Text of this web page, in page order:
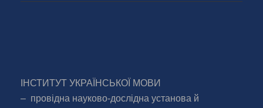
ІНСТИТУТ УКРАЇНСЬКОЇ МОВИ
– провідна науково-дослідна установа й